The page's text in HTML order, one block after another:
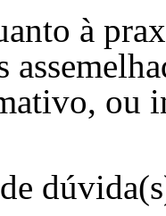
à
ou